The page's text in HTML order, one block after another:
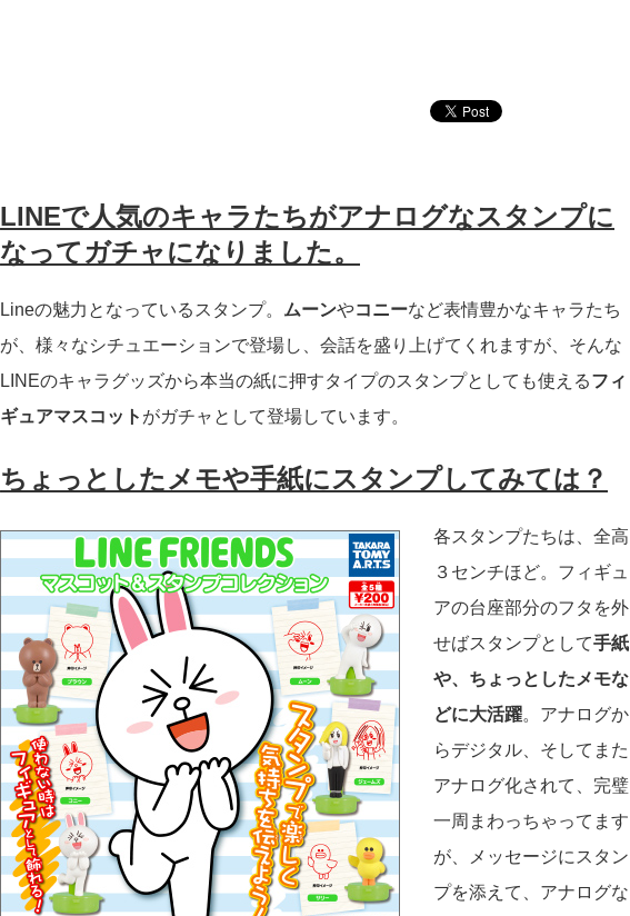
LINEで人気のキャラたちがアナログなスタンプに
なってガチャになりました。
Lineの魅力となっているスタンプ。 ムーンやコニーなど表情豊かなキャラたち
が、様々なシチュエーションで登場し、会話を盛り上げてくれますが、そんな
LINEのキャラグッズから本当の紙に押すタイプのスタンプとしても使えるフィ
ギュアマスコット がガチャとして登場しています。
ちょっとしたメモや手紙にスタンプしてみては？
各スタンプたちは、全高
３センチほど。フィギュ
アの台座部分のフタを外
せばスタンプとして手紙
や、ちょっとしたメモな
どに大活躍。アナログか
らデジタル、そしてまた
アナログ化されて、完璧
一周まわっちゃってます
が、メッセージにスタン
プを添えて、アナログな